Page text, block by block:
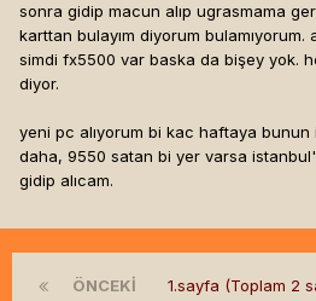
sonra gidip macun alıp ugrasmama
karttan bulayım diyorum
simdi fx5500 var baska da bişey yok.
diyor.
yeni pc alıyorum bi kac haftaya bunun
daha, 9550 satan bi yer varsa
gidip alıcam.
ÖNCEKI 1.sayfa (Toplam 2